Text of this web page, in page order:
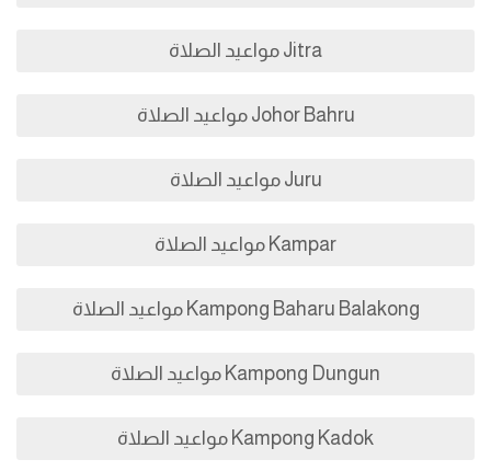
Jitra مواعيد الصلاة
Johor Bahru مواعيد الصلاة
Juru مواعيد الصلاة
Kampar مواعيد الصلاة
Kampong Baharu Balakong مواعيد الصلاة
Kampong Dungun مواعيد الصلاة
Kampong Kadok مواعيد الصلاة